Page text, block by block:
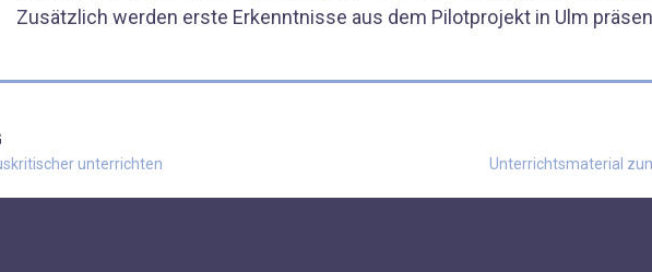
Zusätzlich werden erste Erkenntnisse aus dem Pilotprojekt in Ulm
unterrichten Unterrichtsmaterial